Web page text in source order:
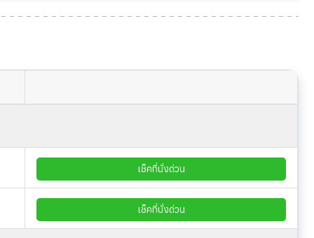
เช็คที่นั่งด่วน
เช็คที่นั่งด่วน